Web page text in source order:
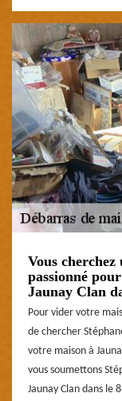
Vous
passionné
Jaunay Clan
Pour vider votre
de chercher
votre maison à
vous soumettons
Jaunay Clan dans le